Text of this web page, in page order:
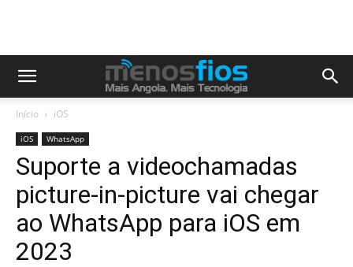
Início iOS
iOS WhatsApp
Suporte a videochamadas
picture-in-picture vai chegar
ao WhatsApp para iOS em
2023